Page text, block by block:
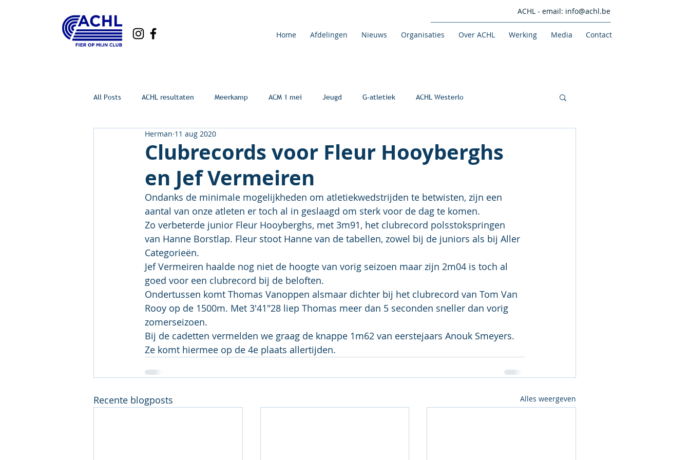
ACHL - email: info@achl.be
Home Afdelingen Nieuws Organisaties Over ACHL Werking Media Contact
All Posts ACHL resultaten Meerkamp ACM 1 mei Jeugd G-atletiek ACHL Westerlo
Clubrecords voor Fleur Hooyberghs
en Jef Vermeiren
Herman 11 aug 2020
Ondanks de minimale mogelijkheden om atletiekwedstrijden te betwisten, zijn een
aantal van onze atleten er toch al in geslaagd om sterk voor de dag te komen.
Zo verbeterde junior Fleur Hooyberghs, met 3m91, het clubrecord polsstokspringen
van Hanne Borstlap. Fleur stoot Hanne van de tabellen, zowel bij de juniors als bij Aller
Categorieën.
Jef Vermeiren haalde nog niet de hoogte van vorig seizoen maar zijn 2m04 is toch al
goed voor een clubrecord bij de beloften.
Ondertussen komt Thomas Vanoppen alsmaar dichter bij het clubrecord van Tom Van
Rooy op de 1500m. Met 3'41"28 liep Thomas meer dan 5 seconden sneller dan vorig
zomerseizoen.
Bij de cadetten vermelden we graag de knappe 1m62 van eerstejaars Anouk Smeyers.
Ze komt hiermee op de 4e plaats allertijden.
Recente blogposts Alles weergeven